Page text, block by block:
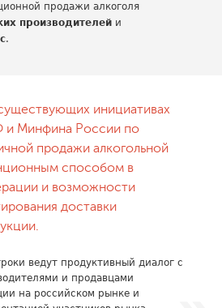
продажи алкоголя
производителей и
.
инициативах
и Минфина России по
продажи алкогольной
способом в
и возможности
доставки
ведут продуктивный диалог с
и продавцами
на российском рынке и